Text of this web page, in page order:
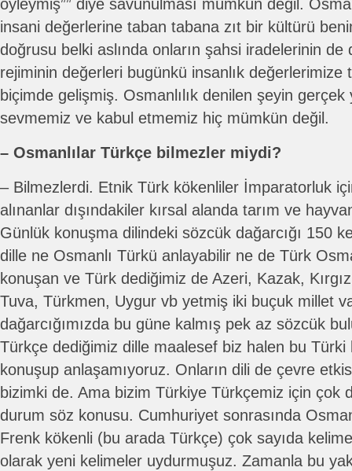
öyleymiş”” diye savunulması mümkün değil.
insani değerlerine taban tabana zıt bir kültürü
doğrusu belki aslında onların şahsi iradelerinin de
rejiminin değerleri bugünkü insanlık değerlerimize
biçimde gelişmiş. Osmanlılık denilen şeyin gerçek
sevmemiz ve kabul etmemiz hiç mümkün değil.
– Osmanlılar Türkçe bilmezler miydi?
– Bilmezlerdi. Etnik Türk kökenliler İmparatorluk
alınanlar dışındakiler kırsal alanda tarım ve
Günlük konuşma dilindeki sözcük dağarcığı 150
dille ne Osmanlı Türkü anlayabilir ne de Türk
konuşan ve Türk dediğimiz de Azeri, Kazak,
Tuva, Türkmen, Uygur vb yetmiş iki buçuk millet
dağarcığımızda bu güne kalmış pek az sözcük
Türkçe dediğimiz dille maalesef biz halen bu Türki
konuşup anlaşamıyoruz. Onların dili de çevre
bizimki de. Ama bizim Türkiye Türkçemiz için çok
durum söz konusu. Cumhuriyet sonrasında
Frenk kökenli (bu arada Türkçe) çok sayıda
olarak yeni kelimeler uydurmuşuz. Zamanla bu